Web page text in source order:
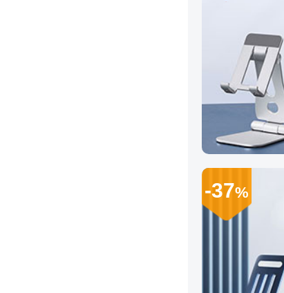
-37%